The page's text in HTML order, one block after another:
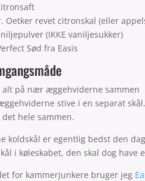
Oetker revet citronskal (eller
(IKKE vaniljesukker)
Sød fra Easis
alt på nær æggehviderne sammen
stive i en separat skål.
det hele sammen.
koldskål er egentlig bedst den
i køleskabet, den skal dog
for kammerjunkere bruger jeg